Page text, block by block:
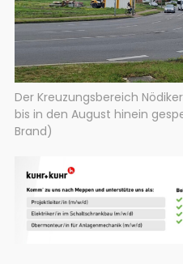
Der Kreuzungsbereich
bis in den August hinein
Brand)